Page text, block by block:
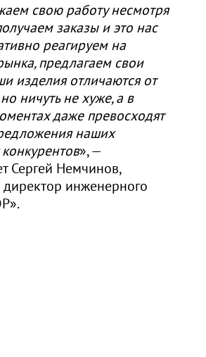
свою работу несмотря
заказы и это нас
реагируем на
предлагаем свои
изделия отличаются от
ничуть не хуже, а в
даже превосходят
наших
», —
Сергей Немчинов,
директор инженерного